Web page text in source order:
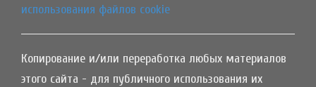
использования файлов cookie
Копирование и/или переработка любых материалов
этого сайта - для публичного использования их